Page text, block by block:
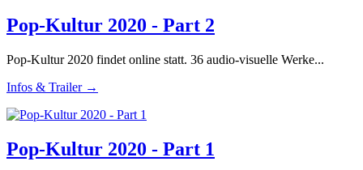
Pop-Kultur 2020 - Part 2
Pop-Kultur 2020 findet online statt. 36 audio-visuelle Werke...
Infos & Trailer →
Pop-Kultur 2020 - Part 1